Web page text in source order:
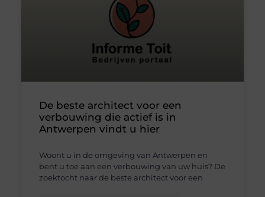
De beste architect voor een
verbouwing die actief is in
Antwerpen vindt u hier
Woont u in de omgeving van Antwerpen en
bent u toe aan een verbouwing van uw huis? De
zoektocht naar de beste architect voor een